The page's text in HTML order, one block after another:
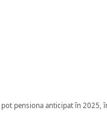
pensiona anticipat în 2025,